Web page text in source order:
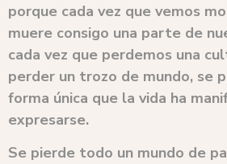
porque cada vez que vemos
muere consigo una parte de
cada vez que perdemos una
perder un trozo de mundo, se
forma única que la vida ha
expresarse.
Se pierde todo un mundo de